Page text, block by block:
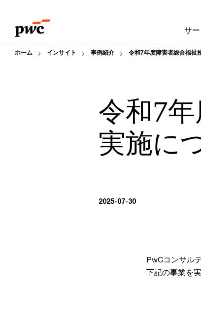
content
footer
サ
ホーム インサイト 事例紹介 令和7年度障害者総合福祉
令和7
実施に
2025-07-30
PwCコンサル
下記の事業を